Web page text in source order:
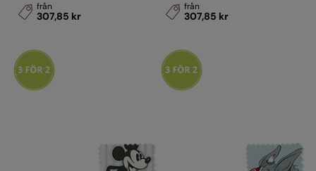
från
307,85 kr
från
307,85 kr